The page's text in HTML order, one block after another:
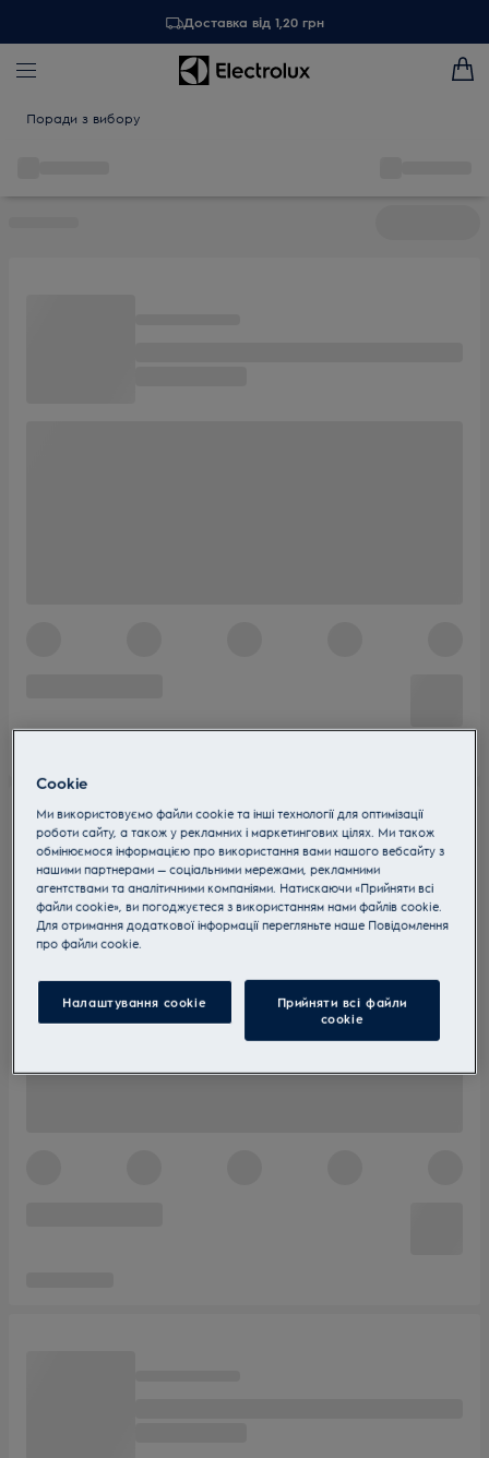
Доставка від 1,20 грн
Поради з вибору
Cookie
Ми використовуємо файли cookie та інші технології для оптимізації
роботи сайту, а також у рекламних і маркетингових цілях. Ми також
обмінюємося інформацією про використання вами нашого вебсайту з
нашими партнерами — соціальними мережами, рекламними
агентствами та аналітичними компаніями. Натискаючи «Прийняти всі
файли cookie», ви погоджуєтеся з використанням нами файлів cookie.
Для отримання додаткової інформації перегляньте наше Пoвідомлення
прo файли cookie.
Налаштування cookie
Прийняти всі файли
сookie